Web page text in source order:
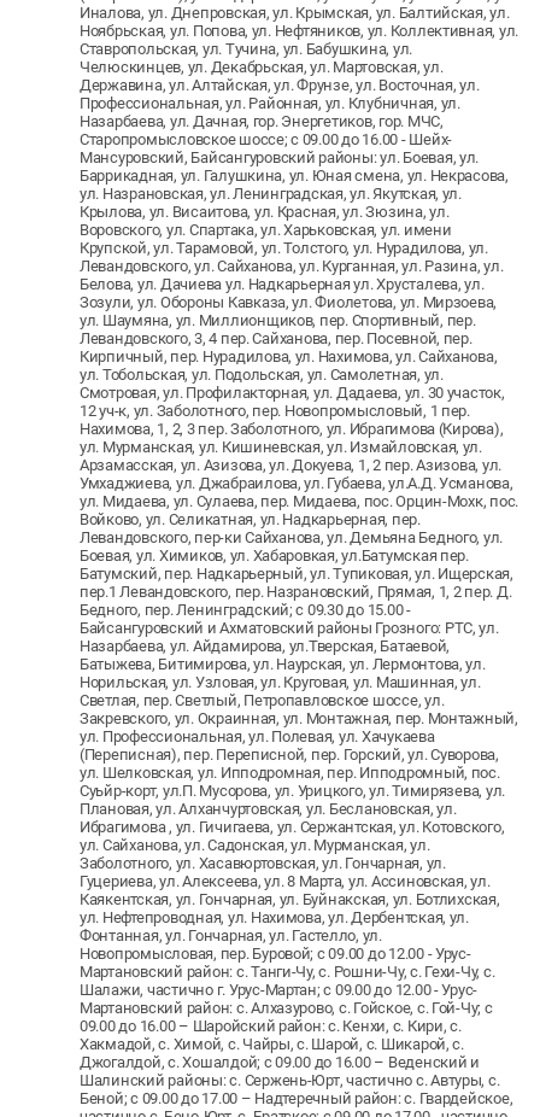
Иналова, ул. Днепровская, ул. Крымская, ул. Балтийская, ул.
Ноябрьская, ул. Попова, ул. Нефтяников, ул. Коллективная, ул.
Ставропольская, ул. Тучина, ул. Бабушкина, ул.
Челюскинцев, ул. Декабрьская, ул. Мартовская, ул.
Державина, ул. Алтайская, ул. Фрунзе, ул. Восточная, ул.
Профессиональная, ул. Районная, ул. Клубничная, ул.
Назарбаева, ул. Дачная, гор. Энергетиков, гор. МЧС,
Старопромысловское шоссе; с 09.00 до 16.00 - Шейх-
Мансуровский, Байсангуровский районы: ул. Боевая, ул.
Баррикадная, ул. Галушкина, ул. Юная смена, ул. Некрасова,
ул. Назрановская, ул. Ленинградская, ул. Якутская, ул.
Крылова, ул. Висаитова, ул. Красная, ул. Зюзина, ул.
Воровского, ул. Спартака, ул. Харьковская, ул. имени
Крупской, ул. Тарамовой, ул. Толстого, ул. Нурадилова, ул.
Левандовского, ул. Сайханова, ул. Курганная, ул. Разина, ул.
Белова, ул. Дачиева ул. Надкарьерная ул. Хрусталева, ул.
Зозули, ул. Обороны Кавказа, ул. Фиолетова, ул. Мирзоева,
ул. Шаумяна, ул. Миллионщиков, пер. Спортивный, пер.
Левандовского, 3, 4 пер. Сайханова, пер. Посевной, пер.
Кирпичный, пер. Нурадилова, ул. Нахимова, ул. Сайханова,
ул. Тобольская, ул. Подольская, ул. Самолетная, ул.
Смотровая, ул. Профилакторная, ул. Дадаева, ул. 30 участок,
12 уч-к, ул. Заболотного, пер. Новопромысловый, 1 пер.
Нахимова, 1, 2, 3 пер. Заболотного, ул. Ибрагимова (Кирова),
ул. Мурманская, ул. Кишиневская, ул. Измайловская, ул.
Арзамасская, ул. Азизова, ул. Докуева, 1, 2 пер. Азизова, ул.
Умхаджиева, ул. Джабраилова, ул. Губаева, ул.А.Д. Усманова,
ул. Мидаева, ул. Сулаева, пер. Мидаева, пос. Орцин-Мохк, пос.
Войково, ул. Селикатная, ул. Надкарьерная, пер.
Левандовского, пер-ки Сайханова, ул. Демьяна Бедного, ул.
Боевая, ул. Химиков, ул. Хабаровкая, ул.Батумская пер.
Батумский, пер. Надкарьерный, ул. Тупиковая, ул. Ищерская,
пер.1 Левандовского, пер. Назрановский, Прямая, 1, 2 пер. Д.
Бедного, пер. Ленинградский; с 09.30 до 15.00 -
Байсангуровский и Ахматовский районы Грозного: РТС, ул.
Назарбаева, ул. Айдамирова, ул.Тверская, Батаевой,
Батыжева, Битимирова, ул. Наурская, ул. Лермонтова, ул.
Норильская, ул. Узловая, ул. Круговая, ул. Машинная, ул.
Светлая, пер. Светлый, Петропавловское шоссе, ул.
Закревского, ул. Окраинная, ул. Монтажная, пер. Монтажный,
ул. Профессиональная, ул. Полевая, ул. Хачукаева
(Переписная), пер. Переписной, пер. Горский, ул. Суворова,
ул. Шелковская, ул. Ипподромная, пер. Ипподромный, пос.
Суьйр-корт, ул.П. Мусорова, ул. Урицкого, ул. Тимирязева, ул.
Плановая, ул. Алханчуртовская, ул. Беслановская, ул.
Ибрагимова , ул. Гичигаева, ул. Сержантская, ул. Котовского,
ул. Сайханова, ул. Садонская, ул. Мурманская, ул.
Заболотного, ул. Хасавюртовская, ул. Гончарная, ул.
Гуцериева, ул. Алексеева, ул. 8 Марта, ул. Ассиновская, ул.
Каякентская, ул. Гончарная, ул. Буйнакская, ул. Ботлихская,
ул. Нефтепроводная, ул. Нахимова, ул. Дербентская, ул.
Фонтанная, ул. Гончарная, ул. Гастелло, ул.
Новопромысловая, пер. Буровой; с 09.00 до 12.00 - Урус-
Мартановский район: с. Танги-Чу, с. Рошни-Чу, с. Гехи-Чу, с.
Шалажи, частично г. Урус-Мартан; с 09.00 до 12.00 - Урус-
Мартановский район: с. Алхазурово, с. Гойское, с. Гой-Чу; с
09.00 до 16.00 – Шаройский район: с. Кенхи, с. Кири, с.
Хакмадой, с. Химой, с. Чайры, с. Шарой, с. Шикарой, с.
Джогалдой, с. Хошалдой; с 09.00 до 16.00 – Веденский и
Шалинский районы: с. Сержень-Юрт, частично с. Автуры, с.
Беной; с 09.00 до 17.00 – Надтеречный район: с. Гвардейское,